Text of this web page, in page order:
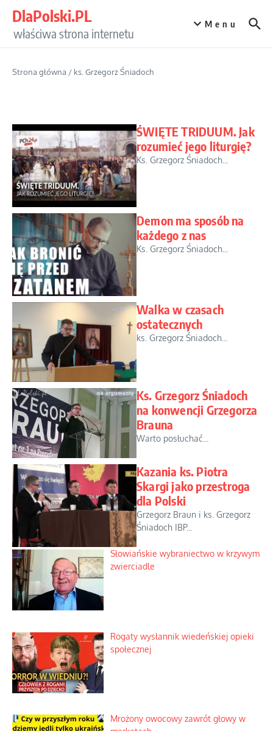
DlaPolski.PL
właściwa strona internetu
Menu
Strona główna / ks. Grzegorz Śniadoch
ŚWIĘTE TRIDUUM. Jak
rozumieć jego liturgię?
Ks. Grzegorz Śniadoch...
Demon ma sposób na
każdego z nas
Ks. Grzegorz Śniadoch...
Walka w czasach
ostatecznych
ks. Grzegorz Śniadoch...
Ks. Grzegorz Śniadoch
na konwencji Grzegorza
Brauna
Warto posłuchać...
Kazania ks. Piotra
Skargi jako przestroga
dla Polski
Grzegorz Braun i ks. Grzegorz
Śniadoch IBP...